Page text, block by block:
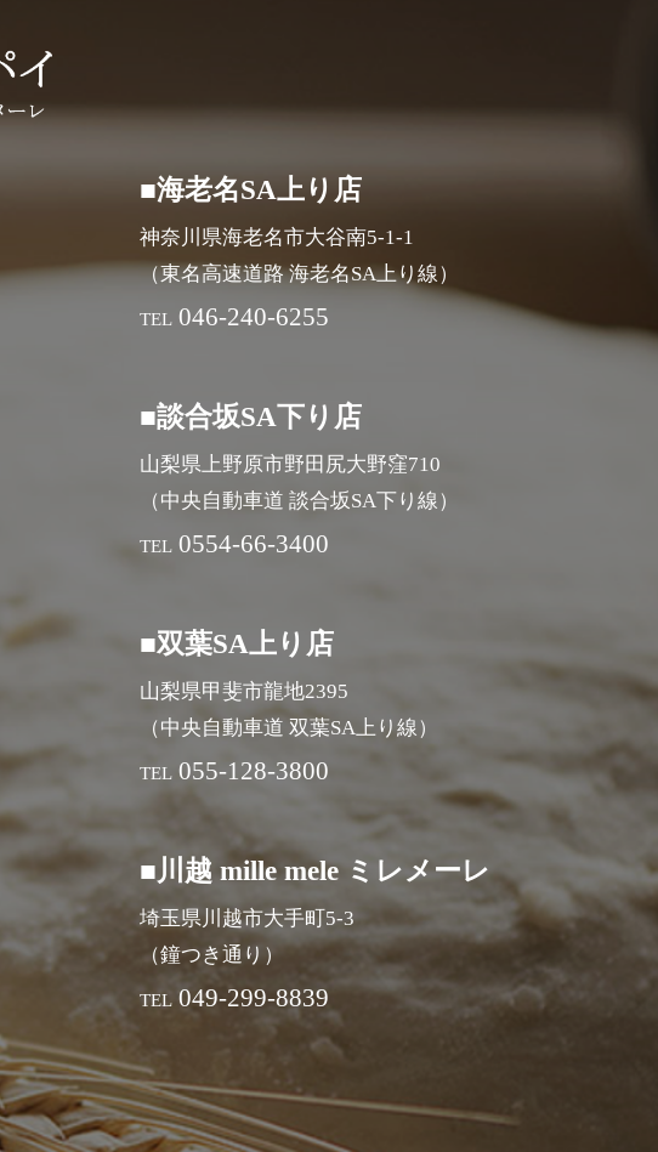
■海老名SA上り店
神奈川県海老名市大谷南5-1-1
（東名高速道路 海老名SA上り線）
TEL 046-240-6255
■談合坂SA下り店
山梨県上野原市野田尻大野窪710
（中央自動車道 談合坂SA下り線）
TEL 0554-66-3400
■双葉SA上り店
山梨県甲斐市龍地2395
（中央自動車道 双葉SA上り線）
TEL 055-128-3800
■川越 mille mele ミレメーレ
埼玉県川越市大手町5-3
（鐘つき通り）
TEL 049-299-8839